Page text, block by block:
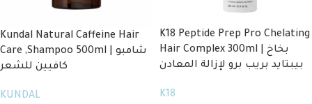
Kundal Natural Caffeine Hair
Care ,Shampoo 500ml | شامبو
كافيين للشعر
KUNDAL
K18 Peptide Prep Pro Chelating
Hair Complex 300ml | بخاخ
بيبتايد بريب برو لإزالة المعادن
K18